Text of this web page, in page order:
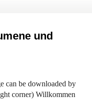
und
can be downloaded by
corner) Willkommen